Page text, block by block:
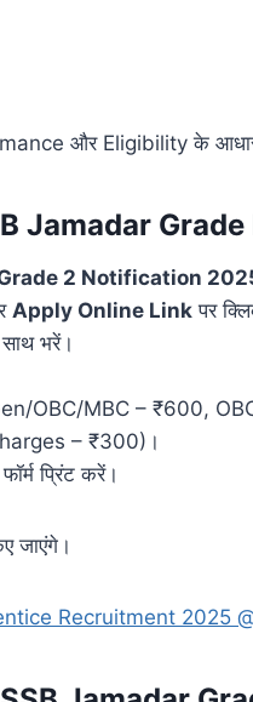
और Eligibility के आधार
Jamadar
2 Notification
Apply Online Link पर
भरें।
OBC/MBC – ₹600,
– ₹300)।
प्रिंट करें।
जाएंगे।
Recruitment 2025